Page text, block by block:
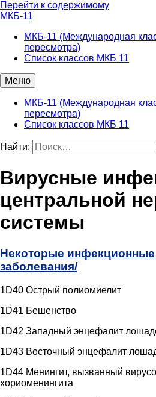
Перейти к содержимому
МКБ-11
МКБ-11 (Международная
пересмотра)
Список классов МКБ 11
Меню
МКБ-11 (Международная
пересмотра)
Список классов МКБ 11
Найти:
Вирусные
центральной
системы
Некоторые инфекционные
заболевания/
1D40 Острый полиомиелит
1D41 Бешенство
1D42 Западный энцефалит
1D43 Восточный энцефалит
1D44 Менингит, вызванный
хориоменингита